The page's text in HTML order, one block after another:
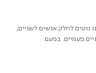
לחלק אנשים לשניים,
פעמיים. בפעם